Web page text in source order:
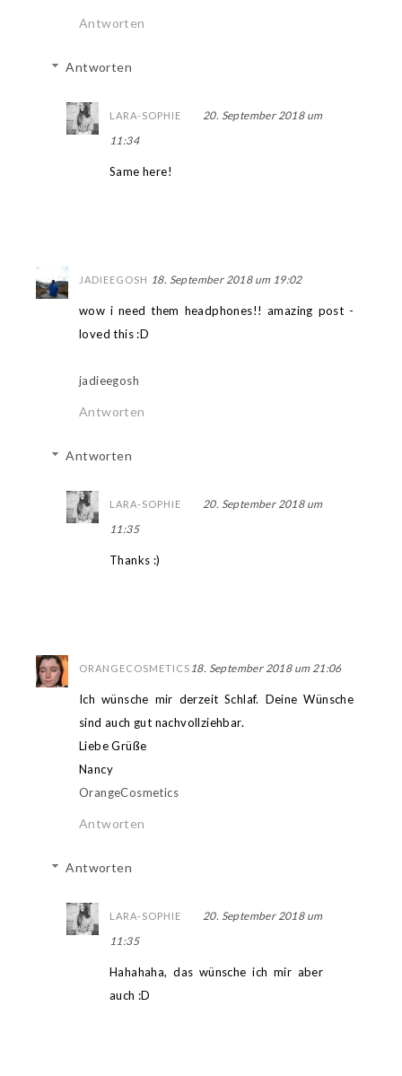
Antworten
Antworten
LARA-SOPHIE
20. September 2018 um
11:34
Same here!
JADIEEGOSH 18. September 2018 um 19:02
wow i need them headphones!! amazing post -
loved this :D
jadieegosh
Antworten
Antworten
LARA-SOPHIE
20. September 2018 um
11:35
Thanks :)
ORANGECOSMETICS18. September 2018 um 21:06
Ich wünsche mir derzeit Schlaf. Deine Wünsche
sind auch gut nachvollziehbar.
Liebe Grüße
Nancy
OrangeCosmetics
Antworten
Antworten
LARA-SOPHIE
20. September 2018 um
11:35
Hahahaha, das wünsche ich mir aber
auch :D